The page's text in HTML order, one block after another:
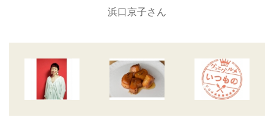
浜口京子さん